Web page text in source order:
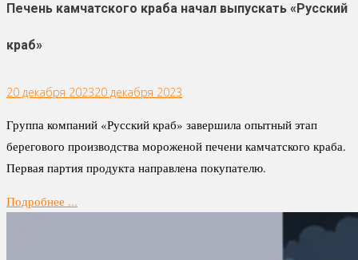
Печень камчатского краба начал выпускать «Русский
краб»
20 декабря 202320 декабря 2023
Группа компаний «Русский краб» завершила опытный этап
берегового производства мороженой печени камчатского краба.
Первая партия продукта направлена покупателю.
Подробнее ...